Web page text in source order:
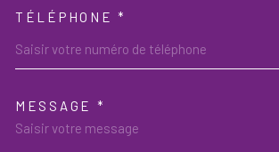
TÉLÉPHONE *
MESSAGE *